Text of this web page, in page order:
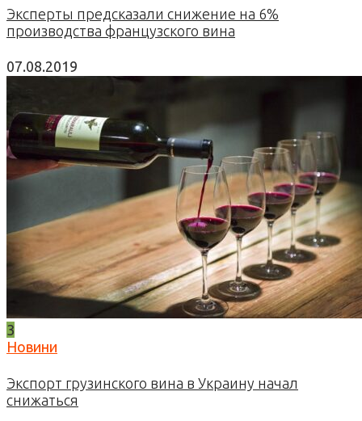
Эксперты предсказали снижение на 6%
производства французского вина
07.08.2019
3
Новини
Экспорт грузинского вина в Украину начал
снижаться